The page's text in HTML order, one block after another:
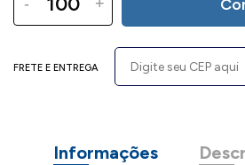
- +
FRETE E ENTREGA
Informações